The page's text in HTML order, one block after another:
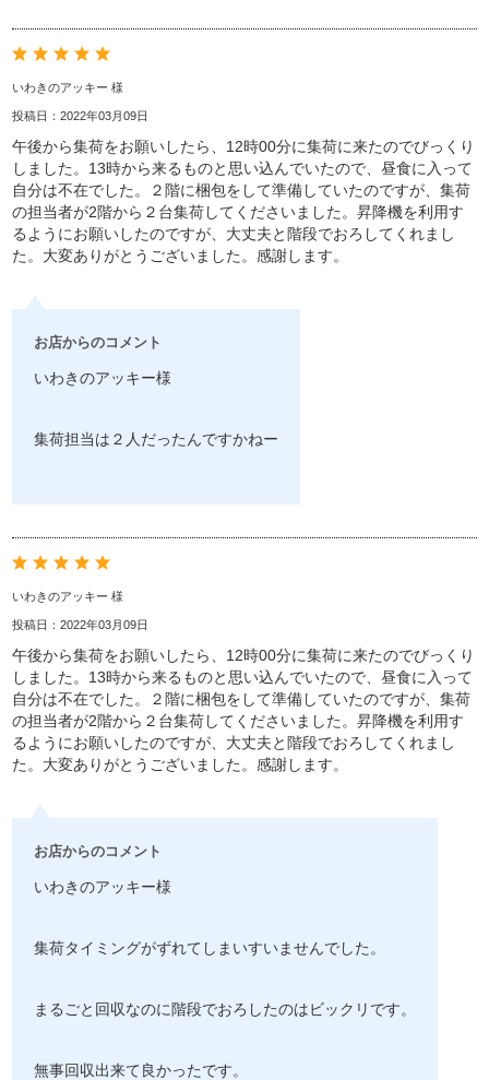
いわきのアッキー 様
投稿日：2022年03月09日
午後から集荷をお願いしたら、12時00分に集荷に来たのでびっくり
しました。13時から来るものと思い込んでいたので、昼食に入って
自分は不在でした。２階に梱包をして準備していたのですが、集荷
の担当者が2階から２台集荷してくださいました。昇降機を利用す
るようにお願いしたのですが、大丈夫と階段でおろしてくれまし
た。大変ありがとうございました。感謝します。
お店からのコメント
いわきのアッキー様
集荷担当は２人だったんですかねー
いわきのアッキー 様
投稿日：2022年03月09日
午後から集荷をお願いしたら、12時00分に集荷に来たのでびっくり
しました。13時から来るものと思い込んでいたので、昼食に入って
自分は不在でした。２階に梱包をして準備していたのですが、集荷
の担当者が2階から２台集荷してくださいました。昇降機を利用す
るようにお願いしたのですが、大丈夫と階段でおろしてくれまし
た。大変ありがとうございました。感謝します。
お店からのコメント
いわきのアッキー様
集荷タイミングがずれてしまいすいませんでした。
まるごと回収なのに階段でおろしたのはビックリです。
無事回収出来て良かったです。